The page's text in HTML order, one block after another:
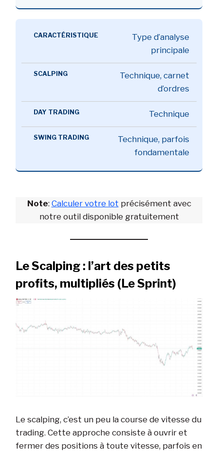
Type d’analyse
principale
Technique, carnet
d’ordres
Technique
Technique, parfois
fondamentale
Note: Calculer votre lot précisément avec
notre outil disponible gratuitement
Le Scalping : l’art des petits
profits, multipliés (Le Sprint)
Le scalping, c’est un peu la course de vitesse du
trading. Cette approche consiste à ouvrir et
fermer des positions à toute vitesse, parfois en